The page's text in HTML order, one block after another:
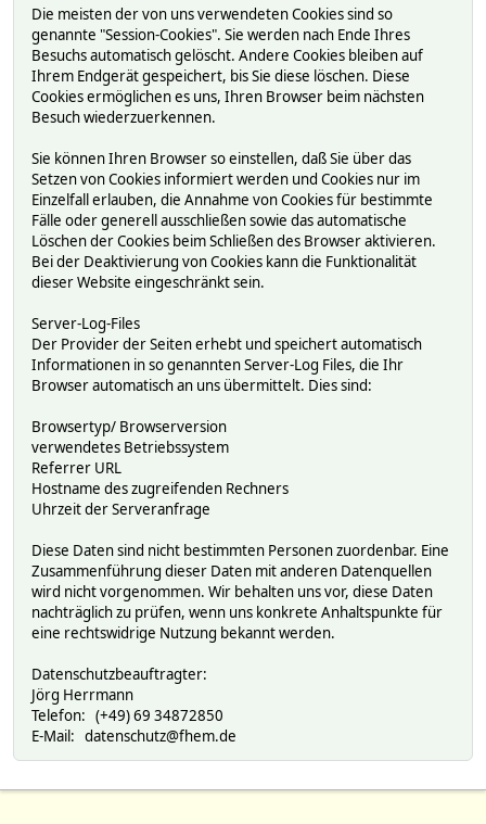
Die meisten der von uns verwendeten Cookies sind so
genannte "Session-Cookies". Sie werden nach Ende Ihres
Besuchs automatisch gelöscht. Andere Cookies bleiben auf
Ihrem Endgerät gespeichert, bis Sie diese löschen. Diese
Cookies ermöglichen es uns, Ihren Browser beim nächsten
Besuch wiederzuerkennen.
Sie können Ihren Browser so einstellen, daß Sie über das
Setzen von Cookies informiert werden und Cookies nur im
Einzelfall erlauben, die Annahme von Cookies für bestimmte
Fälle oder generell ausschließen sowie das automatische
Löschen der Cookies beim Schließen des Browser aktivieren.
Bei der Deaktivierung von Cookies kann die Funktionalität
dieser Website eingeschränkt sein.
Server-Log-Files
Der Provider der Seiten erhebt und speichert automatisch
Informationen in so genannten Server-Log Files, die Ihr
Browser automatisch an uns übermittelt. Dies sind:
Browsertyp/ Browserversion
verwendetes Betriebssystem
Referrer URL
Hostname des zugreifenden Rechners
Uhrzeit der Serveranfrage
Diese Daten sind nicht bestimmten Personen zuordenbar. Eine
Zusammenführung dieser Daten mit anderen Datenquellen
wird nicht vorgenommen. Wir behalten uns vor, diese Daten
nachträglich zu prüfen, wenn uns konkrete Anhaltspunkte für
eine rechtswidrige Nutzung bekannt werden.
Datenschutzbeauftragter:
Jörg Herrmann
Telefon: (+49) 69 34872850
E-Mail: datenschutz@fhem.de